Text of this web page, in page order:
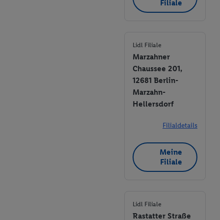
Filiale
Lidl Filiale
Marzahner
Chaussee 201,
12681 Berlin-
Marzahn-
Hellersdorf
Filialdetails
Meine
Filiale
Lidl Filiale
Rastatter Straße
Zudem werden einem der o.g. Partner Daten über Ihr
Kaufverhalten in den Lidl-Diensten zur Verfügung gestellt,
angereicherten Profilen. Dies umfasst die Zusammenführung
Standortdaten) auch über verschiedene Endgeräte und Lidl-
dem Zugriff auf Informationen auf Ihren Endgeräten zur
Erstellung von Zielgruppen (sogenannten Segmenten). Im
Zusammenhang mit dem Ausspielen dieser Werbung erfolgen
Angeboten sowie zur technischen Sicherung und Optimierung